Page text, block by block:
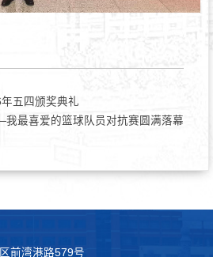
五四颁奖典礼
最喜爱的篮球队员对抗赛圆满落幕
前湾港路579号